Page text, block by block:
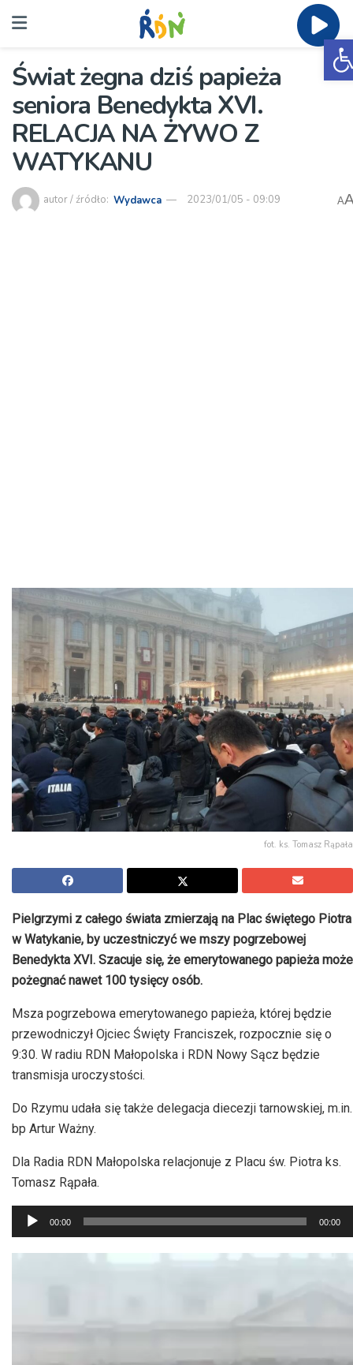
Świat żegna dziś papieża
seniora Benedykta XVI.
RELACJA NA ŻYWO Z
WATYKANU
autor / źródło: Wydawca 2023/01/05 - 09:09 A
fot. ks. Tomasz Rąpała
Pielgrzymi z całego świata zmierzają na Plac świętego Piotra
w Watykanie, by uczestniczyć we mszy pogrzebowej
Benedykta XVI. Szacuje się, że emerytowanego papieża może
pożegnać nawet 100 tysięcy osób.
Msza pogrzebowa emerytowanego papieża, której będzie
przewodniczył Ojciec Święty Franciszek, rozpocznie się o
9:30. W radiu RDN Małopolska i RDN Nowy Sącz będzie
transmisja uroczystości.
Do Rzymu udała się także delegacja diecezji tarnowskiej, m.in.
bp Artur Ważny.
Dla Radia RDN Małopolska relacjonuje z Placu św. Piotra ks.
Tomasz Rąpała.
Odtwarzacz
plików
dźwiękowych
00:00 00:00